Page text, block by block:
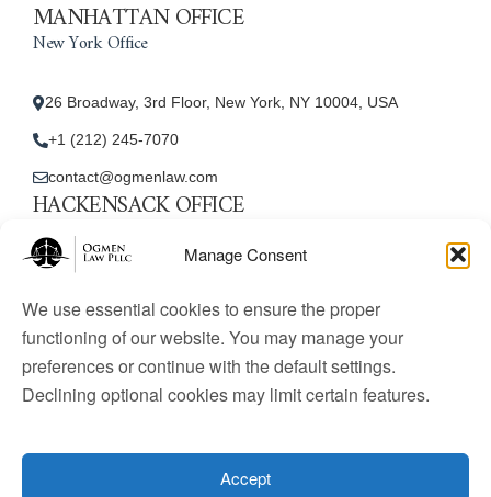
Manage Consent
We use essential cookies to ensure the proper
functioning of our website. You may manage your
preferences or continue with the default settings.
Declining optional cookies may limit certain features.
Accept
MANHATTAN OFFICE
New York Office
26 Broadway, 3rd Floor, New York, NY 10004, USA
+1 (212) 245-7070
contact@ogmenlaw.com
HACKENSACK OFFICE
New Jersey Office
contact@ogmenlaw.com
content is for informational purposes only and does not